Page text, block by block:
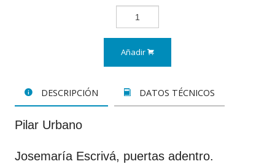
Añadir
DESCRIPCIÓN DATOS TÉCNICOS
Pilar Urbano
Josemaría Escrivá, puertas adentro.